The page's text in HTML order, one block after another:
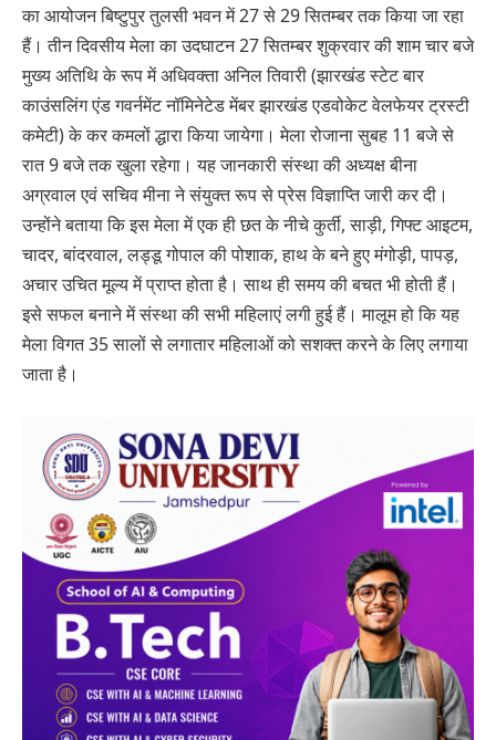
का आयोजन बिष्टुपुर तुलसी भवन में 27 से 29 सितम्बर तक किया जा रहा
हैं। तीन दिवसीय मेला का उदघाटन 27 सितम्बर शुक्रवार की शाम चार बजे
मुख्य अतिथि के रूप में अधिवक्ता अनिल तिवारी (झारखंड स्टेट बार
काउंसलिंग एंड गवर्नमेंट नॉमिनेटेड मेंबर झारखंड एडवोकेट वेलफेयर ट्रस्टी
कमेटी) के कर कमलों द्धारा किया जायेगा। मेला रोजाना सुबह 11 बजे से
रात 9 बजे तक खुला रहेगा। यह जानकारी संस्था की अध्यक्ष बीना
अग्रवाल एवं सचिव मीना ने संयुक्त रूप से प्रेस विज्ञाप्ति जारी कर दी।
उन्होंने बताया कि इस मेला में एक ही छत के नीचे कुर्ती, साड़ी, गिफ्ट आइटम,
चादर, बांदरवाल, लड्डू गोपाल की पोशाक, हाथ के बने हुए मंगोड़ी, पापड़,
अचार उचित मूल्य में प्राप्त होता है। साथ ही समय की बचत भी होती हैं।
इसे सफल बनाने में संस्था की सभी महिलाएं लगी हुई हैं। मालूम हो कि यह
मेला विगत 35 सालों से लगातार महिलाओं को सशक्त करने के लिए लगाया
जाता है।